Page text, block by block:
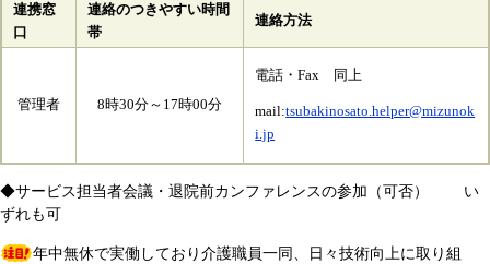
連携窓
口
連絡のつきやすい時間
帯
連絡方法
管理者 8時30分～17時00分
電話・Fax 同上
mail:tsubakinosato.helper@mizunok
i.jp
◆サービス担当者会議・退院前カンファレンスの参加（可否） い
ずれも可
年中無休で実働しており介護職員一同、日々技術向上に取り組